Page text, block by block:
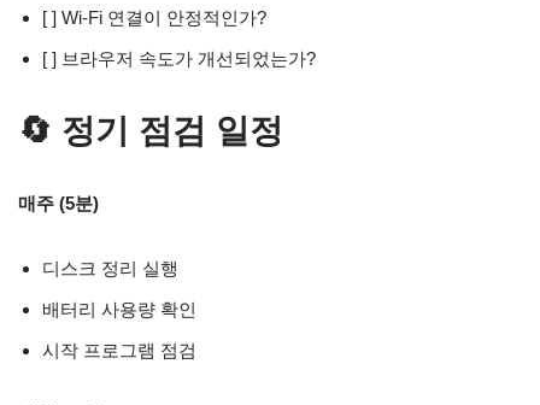
[ ] Wi-Fi 연결이 안정적인가?
[ ] 브라우저 속도가 개선되었는가?
🔄 정기 점검 일정
매주 (5분)
디스크 정리 실행
배터리 사용량 확인
시작 프로그램 점검